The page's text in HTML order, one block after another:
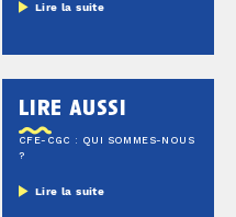
Lire la suite
lire aussi
CFE-CGC : QUI SOMMES-NOUS
?
Lire la suite